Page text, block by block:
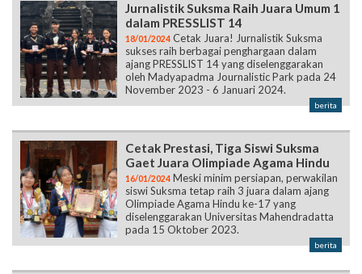
Jurnalistik Suksma Raih Juara Umum 1
dalam PRESSLIST 14
18/01/2024 Cetak Juara! Jurnalistik Suksma
sukses raih berbagai penghargaan dalam
ajang PRESSLIST 14 yang diselenggarakan
oleh Madyapadma Journalistic Park pada 24
November 2023 - 6 Januari 2024.
berita
Cetak Prestasi, Tiga Siswi Suksma
Gaet Juara Olimpiade Agama Hindu
16/01/2024 Meski minim persiapan, perwakilan
siswi Suksma tetap raih 3 juara dalam ajang
Olimpiade Agama Hindu ke-17 yang
diselenggarakan Universitas Mahendradatta
pada 15 Oktober 2023.
berita